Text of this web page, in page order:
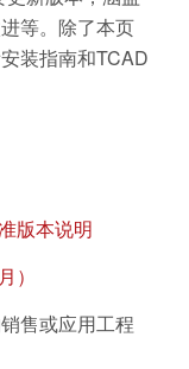
等。除了本页
装指南和TCAD
版本说明
）
售或应用工程